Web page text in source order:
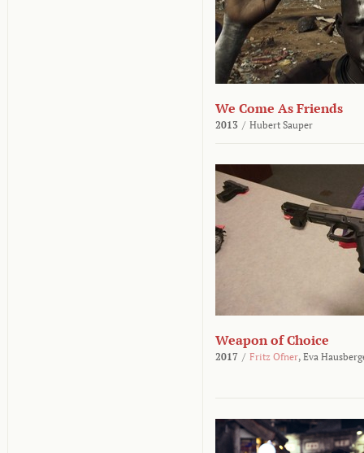
We Come As Friends
2013 / Hubert Sauper
Weapon of Choice
2017 / Fritz Ofner, Eva